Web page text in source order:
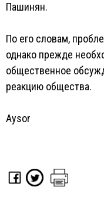
Пашинян.
По его словам,
однако прежде
общественное
реакцию общества.
Aysor